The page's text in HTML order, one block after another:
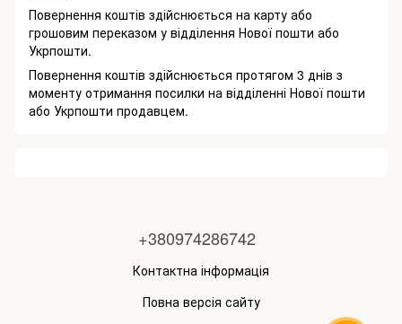
Повернення коштів здійснюється на карту або
грошовим переказом у відділення Нової пошти або
Укрпошти.
Повернення коштів здійснюється протягом 3 днів з
моменту отримання посилки на відділенні Нової пошти
або Укрпошти продавцем.
+380974286742
Контактна інформація
Повна версія сайту